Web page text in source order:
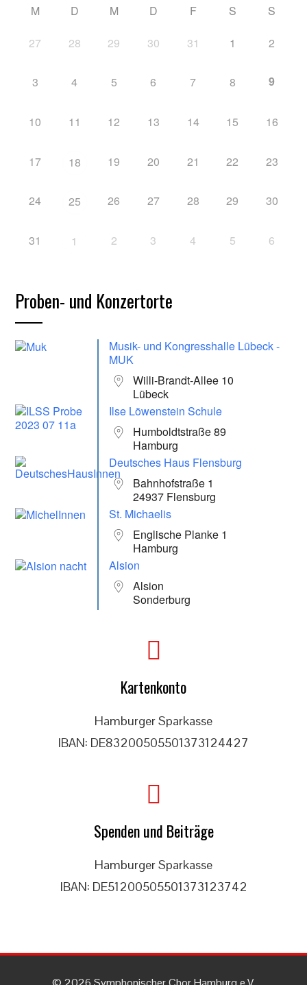
M D M D F S S
27 28 29 30 31 1 2
3 4 5 6 7 8 9
10 11 12 13 14 15 16
17 18 19 20 21 22 23
24 25 26 27 28 29 30
31 1 2 3 4 5 6
Proben- und Konzertorte
Musik- und Kongresshalle Lübeck -
MUK
Willi-Brandt-Allee 10
Lübeck
Ilse Löwenstein Schule
Humboldtstraße 89
Hamburg
Deutsches Haus Flensburg
Bahnhofstraße 1
24937 Flensburg
St. Michaelis
Englische Planke 1
Hamburg
Alsion
Alsion
Sonderburg
Kartenkonto
Hamburger Sparkasse
IBAN: DE83200505501373124427
Spenden und Beiträge
Hamburger Sparkasse
IBAN: DE51200505501373123742